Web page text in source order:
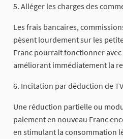
5. Alléger les charges des
Les frais bancaires,
pèsent lourdement sur les
Franc pourrait fonctionner
améliorant immédiatement la
6. Incitation par déduction de
Une réduction partielle ou
paiement en nouveau Franc
en stimulant la consommation